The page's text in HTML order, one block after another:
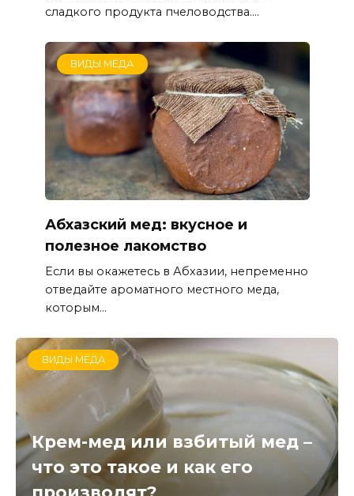
сладкого продукта пчеловодства....
ВИДЫ МЁДА
Абхазский мед: вкусное и
полезное лакомство
Если вы окажетесь в Абхазии, непременно
отведайте ароматного местного меда,
которым...
ВИДЫ МЁДА
Крем-мед или взбитый мед –
что это такое и как его